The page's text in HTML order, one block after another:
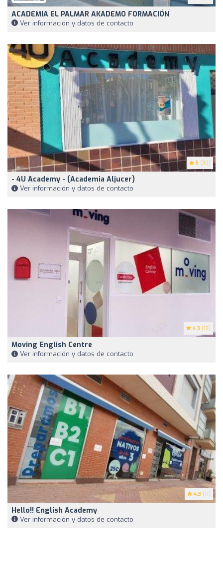
ACADEMIA EL PALMAR AKADEMO FORMACIÓN
Ver información y datos de contacto
5 (30)
- 4U Academy - (Academia Aljucer)
Ver información y datos de contacto
4.3 (12)
Moving English Centre
Ver información y datos de contacto
4.3 (11)
Hello!! English Academy
Ver información y datos de contacto